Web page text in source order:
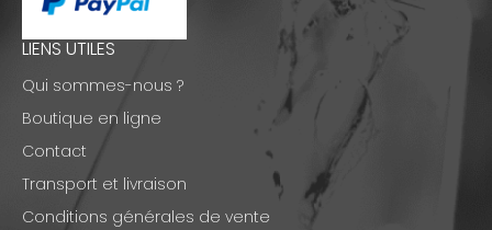
LIENS UTILES
Qui sommes-nous ?
Boutique en ligne
Contact
Transport et livraison
Conditions générales de vente